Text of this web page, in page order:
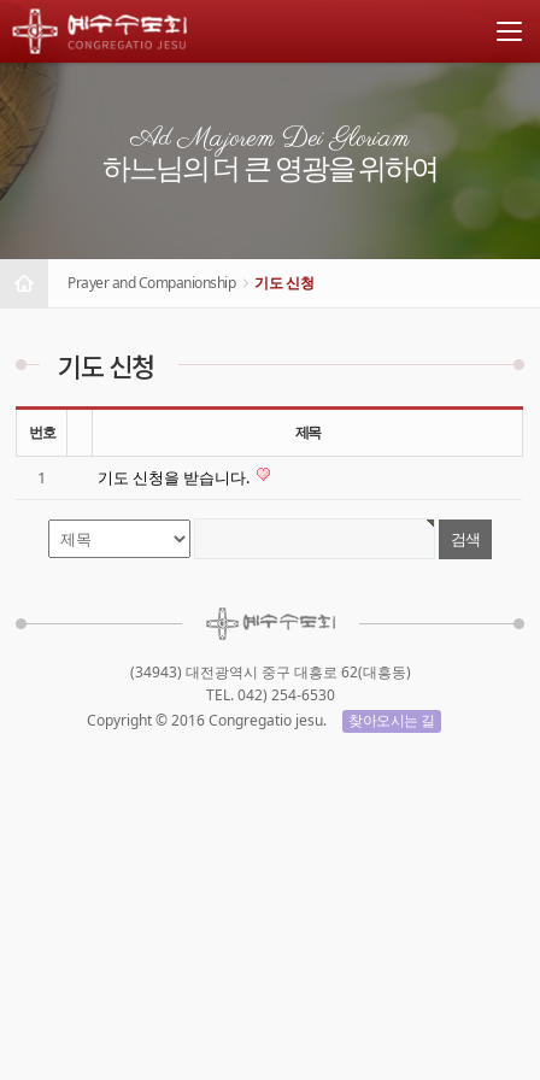
Ad Majorem Dei Gloriam
하느님의 더 큰 영광을 위하여
Prayer and Companionship 기도 신청
기도 신청
번호 제목
1 기도 신청을 받습니다.
(34943) 대전광역시 중구 대흥로 62(대흥동)
TEL. 042) 254-6530
Copyright © 2016 Congregatio jesu.
찾아오시는 길